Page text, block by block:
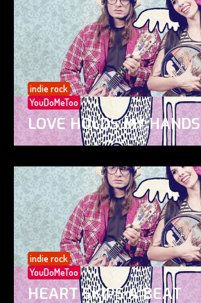
indie rock
YouDoMeToo
LOVE HOLDS MY HANDS
indie rock
YouDoMeToo
HEART SKIPS A BEAT